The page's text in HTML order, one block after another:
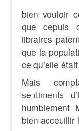
bien vouloir
que depuis
libraires
que la
ce qu’elle
Mais
sentiments
humblement
bien acceuillir